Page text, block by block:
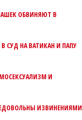
ОБВИНЯЮТ В
СУД НА ВАТИКАН И ПАПУ
И
ИЗВИНЕНИЯМИ